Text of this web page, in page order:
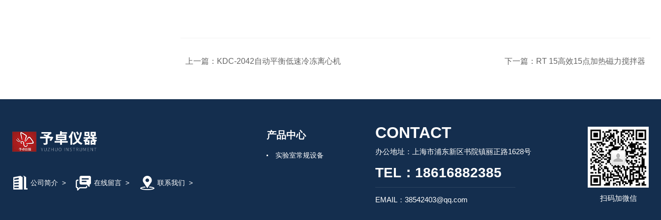
上一篇： KDC-2042自动平衡低速冷冻离心机 下一篇： RT 15高效15点加热磁力搅拌器
公司简介 > 在线留言> 联系我们 >
产品中心
实验室常规设备
CONTACT
办公地址：上海市浦东新区书院镇丽正路1628号
TEL：18616882385
EMAIL：38542403@qq.com 扫码加微信